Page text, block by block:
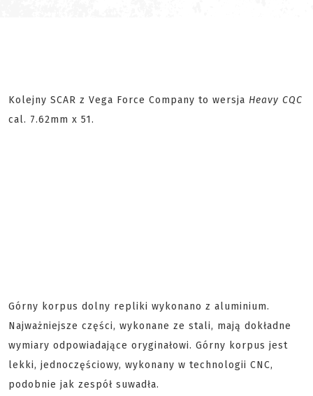
Kolejny SCAR z Vega Force Company to wersja Heavy CQC
cal. 7.62mm x 51.
Górny korpus dolny repliki wykonano z aluminium.
Najważniejsze części, wykonane ze stali, mają dokładne
wymiary odpowiadające oryginałowi. Górny korpus jest
lekki, jednoczęściowy, wykonany w technologii CNC,
podobnie jak zespół suwadła.